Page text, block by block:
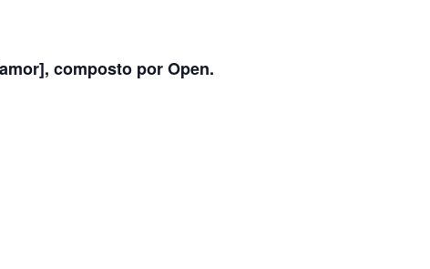
composto por Open.